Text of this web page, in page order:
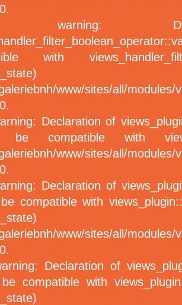
warning:
with
www/sites/all/
Declaration of
be compatible with
www/sites/all/modules/
Declaration of
compatible with
www/sites/all/modules/
Declaration of
compatible with